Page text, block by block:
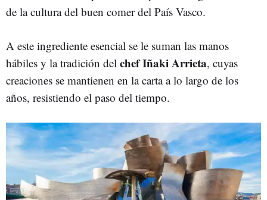
de la cultura del buen comer del País Vasco.
A este ingrediente esencial se le suman las manos
hábiles y la tradición del chef Iñaki Arrieta, cuyas
creaciones se mantienen en la carta a lo largo de los
años, resistiendo el paso del tiempo.